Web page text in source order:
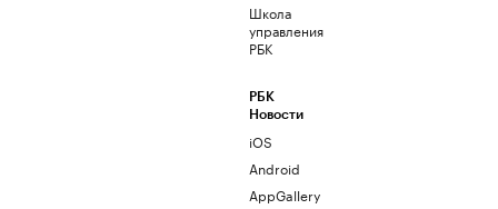
Школа
управления
РБК
РБК
Новости
iOS
Android
AppGallery